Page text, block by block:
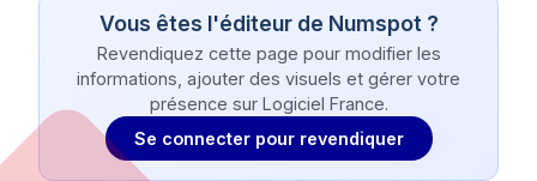
Vous êtes l'éditeur de Numspot?
Revendiquez cette page pour modifier les
informations, ajouter des visuels et gérer votre
présence sur Logiciel France.
Se connecter pour revendiquer